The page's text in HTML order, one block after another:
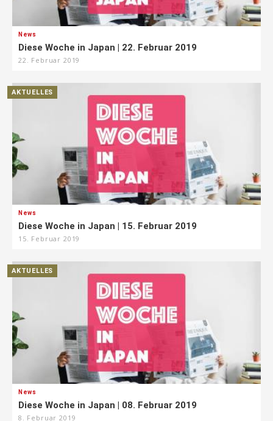
News
Diese Woche in Japan | 22. Februar 2019
22. Februar 2019
AKTUELLES
News
Diese Woche in Japan | 15. Februar 2019
15. Februar 2019
AKTUELLES
News
Diese Woche in Japan | 08. Februar 2019
8. Februar 2019